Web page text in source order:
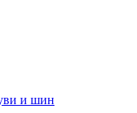
и шин